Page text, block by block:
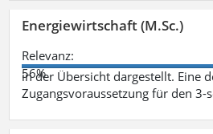
Energiewirtschaft (M.Sc.)
Relevanz:
56%
in der Übersicht dargestellt. Eine
Zugangsvoraussetzung für den